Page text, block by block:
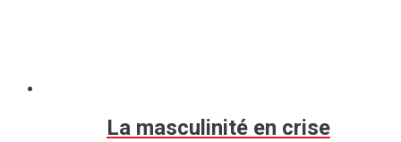
La masculinité en crise